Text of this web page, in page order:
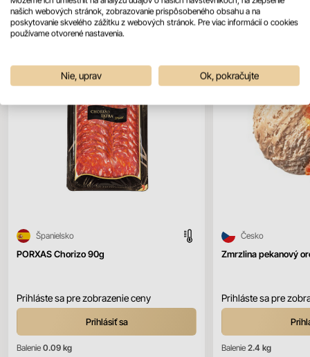
PORXAS Chorizo 90g
Španielsko
Prihláste sa pre zobrazenie ceny
Prihlásiť sa
Balenie 0.09 kg
Zmrzlina pekanový
Česko
Prihláste sa pre
Balenie 2.4 kg
našich webových stránok, zobrazovanie prispôsobeného obsahu a na
poskytovanie skvelého zážitku z webových stránok. Pre viac informácií o cookies
používame otvorené nastavenia.
Nie, uprav Ok, pokračujte